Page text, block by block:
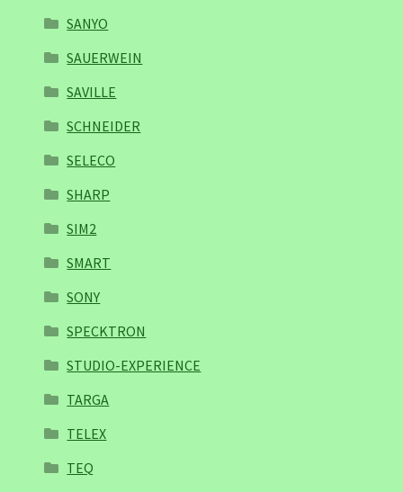
SANYO
SAUERWEIN
SAVILLE
SCHNEIDER
SELECO
SHARP
SIM2
SMART
SONY
SPECKTRON
STUDIO-EXPERIENCE
TARGA
TELEX
TEQ